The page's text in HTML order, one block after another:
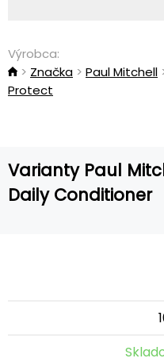
Výrobca:
Značka
Paul Mitchell
Protect
Varianty Paul
Daily Conditioner